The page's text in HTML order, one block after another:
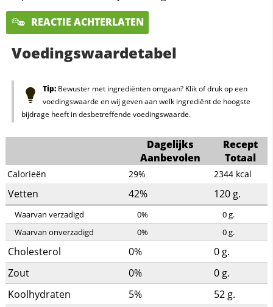
REACTIE ACHTERLATEN
Voedingswaardetabel
Tip:Bewuster met ingrediënten omgaan? Klik of druk op een
voedingswaarde en wij geven aan welk ingrediënt de hoogste
bijdrage heeft in desbetreffende voedingswaarde.
Dagelijks
Aanbevolen
Recept
Totaal
Calorieën 29% 2344 kcal
Vetten 42% 120 g.
Waarvan verzadigd 0% 0g.
Waarvan onverzadigd
0% 0g.
Cholesterol 0% 0 g.
Zout
0% 0 g.
Koolhydraten
5% 52 g.